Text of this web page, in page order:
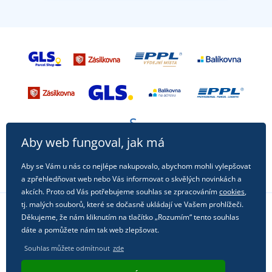
Sledujte nás na sociálních sítích
Aby web fungoval, jak má
Aby se Vám u nás co nejlépe nakupovalo, abychom mohli vylepšovat
a zpřehledňovat web nebo Vás informovat o skvělých novinkách a
akcích. Proto od Vás potřebujeme souhlas se zpracovánímcookies,
tj. malých souborů, které se dočasně ukládají ve Vašem prohlížeči.
Děkujeme, že nám kliknutím na tlačítko „Rozumím“ tento souhlas
dáte a pomůžete nám tak web zlepšovat.
Souhlas můžete odmítnout zde